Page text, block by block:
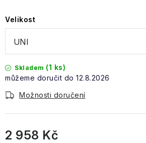
Velikost
Skladem (1 ks)
12.8.2026
Možnosti doručení
2 958 Kč